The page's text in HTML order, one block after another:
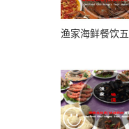
渔家海鲜餐饮五